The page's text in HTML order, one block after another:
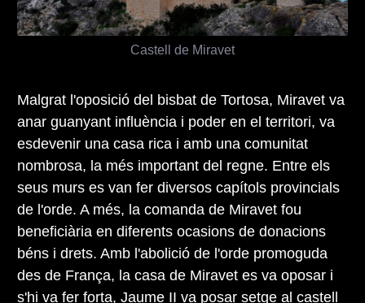
Malgrat l'oposició del bisbat de Tortosa, Miravet va
anar guanyant influència i poder en el territori, va
esdevenir una casa rica i amb una comunitat
nombrosa, la més important del regne. Entre els
seus murs es van fer diversos capítols provincials
de l'orde. A més, la comanda de Miravet fou
beneficiària en diferents ocasions de donacions
béns i drets. Amb l'abolició de l'orde promoguda
des de França, la casa de Miravet es va oposar i
s'hi va fer forta, Jaume II va posar setge al castell
Castell de Miravet